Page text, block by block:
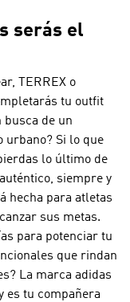
serás el
TERREX o
tu outfit
busca de un
urbano? Si lo que
lo último de
siempre y
hecha para atletas
sus metas.
para potenciar tu
que rindan
La marca adidas
es tu compañera